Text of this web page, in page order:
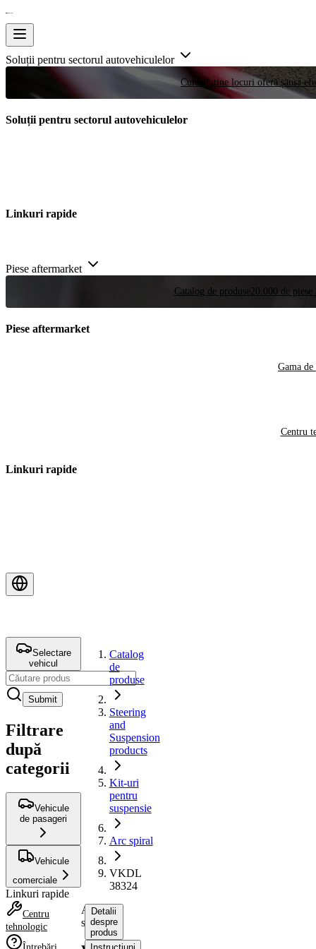
Soluții pentru sectorul autovehiculelor
Curse Puține locuri oferă șansa
Soluții pentru sectorul autovehiculelor
Linkuri rapide
Piese aftermarket
Catalog de produse 20.000 de
Piese aftermarket
Gama de
Centru
Linkuri rapide
Selectare
vehicul
Submit
Filtrare
după
categorii
Vehicule
de pasageri
Vehicule
comerciale
Linkuri rapide
Centru
tehnologic
Catalog
de
produse
Steering
and
Suspension
products
Kit-uri
pentru
suspensie
Arc spiral
VKDL
38324
Arc
spiral
Detalii
despre
produs